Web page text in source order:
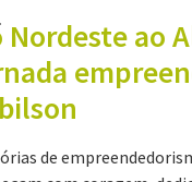
Nordeste ao
de